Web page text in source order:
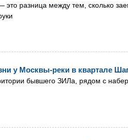
разница между тем, сколько
у Москвы-реки в квартале
бывшего ЗИЛа, рядом с